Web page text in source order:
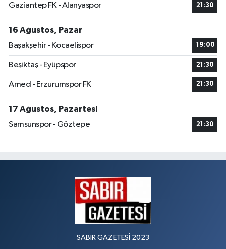
Gaziantep FK - Alanyaspor 21:30
16 Ağustos, Pazar
Başakşehir - Kocaelispor
19:00
Beşiktaş - Eyüpspor 21:30
Amed - Erzurumspor FK 21:30
17 Ağustos, Pazartesi
Samsunspor - Göztepe
21:30
SABIR GAZETESİ 2023